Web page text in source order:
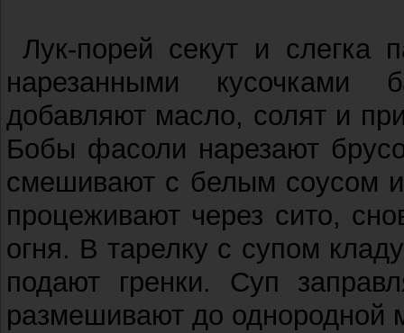
Лук-порей секут и слегка
нарезанными кусочками
добавляют масло, солят и
Бобы фасоли нарезают
смешивают с белым соусом
процеживают через сито,
огня. В тарелку с супом
подают гренки. Суп
размешивают до однородной